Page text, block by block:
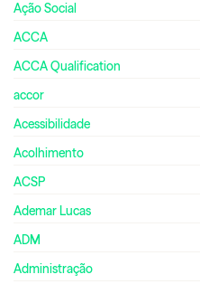
Ação Social
ACCA
ACCA Qualification
accor
Acessibilidade
Acolhimento
ACSP
Ademar Lucas
ADM
Administração